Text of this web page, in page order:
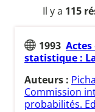
Il y a 115
1993
statistique :
Auteurs :
Commission
probabilités.